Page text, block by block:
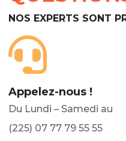
NOS EXPERTS SONT
Appelez-nous !
Du Lundi – Samedi au
(225) 07 77 79 55 55